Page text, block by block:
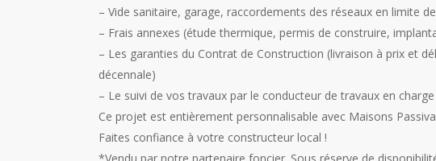
– Vide sanitaire, garage, raccordements des réseaux en limite
– Frais annexes (étude thermique, permis de construire,
– Les garanties du Contrat de Construction (livraison à prix et
décennale)
– Le suivi de vos travaux par le conducteur de travaux en
Ce projet est entièrement personnalisable avec Maisons
Faites confiance à votre constructeur local !